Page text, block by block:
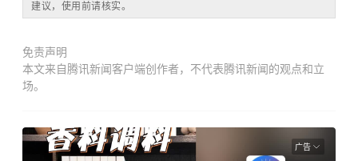
建议，使用前请核实。
免责声明
本文来自腾讯新闻客户端创作者，不代表腾讯新闻的观点和立
场。
广告